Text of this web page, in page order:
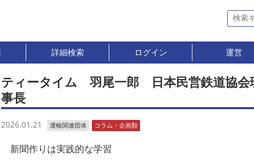
詳細検索 ログイン 運営
ティータイム 羽尾一郎 日本民営鉄道協会
事長
2026.01.21 運輸関連団体 コラム・企画類
新聞作りは実践的な学習